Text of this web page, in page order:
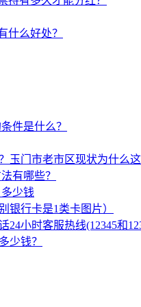
什么好处？
件是什么？
玉门市老市区现状为什么这
有哪些？
少钱
银行卡是1类卡图片）
24小时客服热线(12345和
少钱？